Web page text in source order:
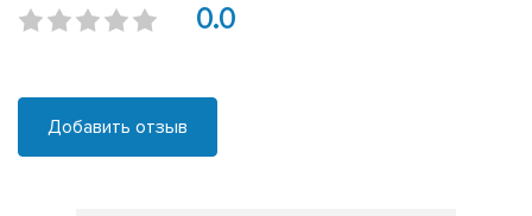
0.0
Добавить отзыв